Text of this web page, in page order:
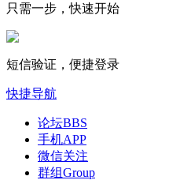
只需一步，快速开始
短信验证，便捷登录
快捷导航
论坛BBS
手机APP
微信关注
群组Group